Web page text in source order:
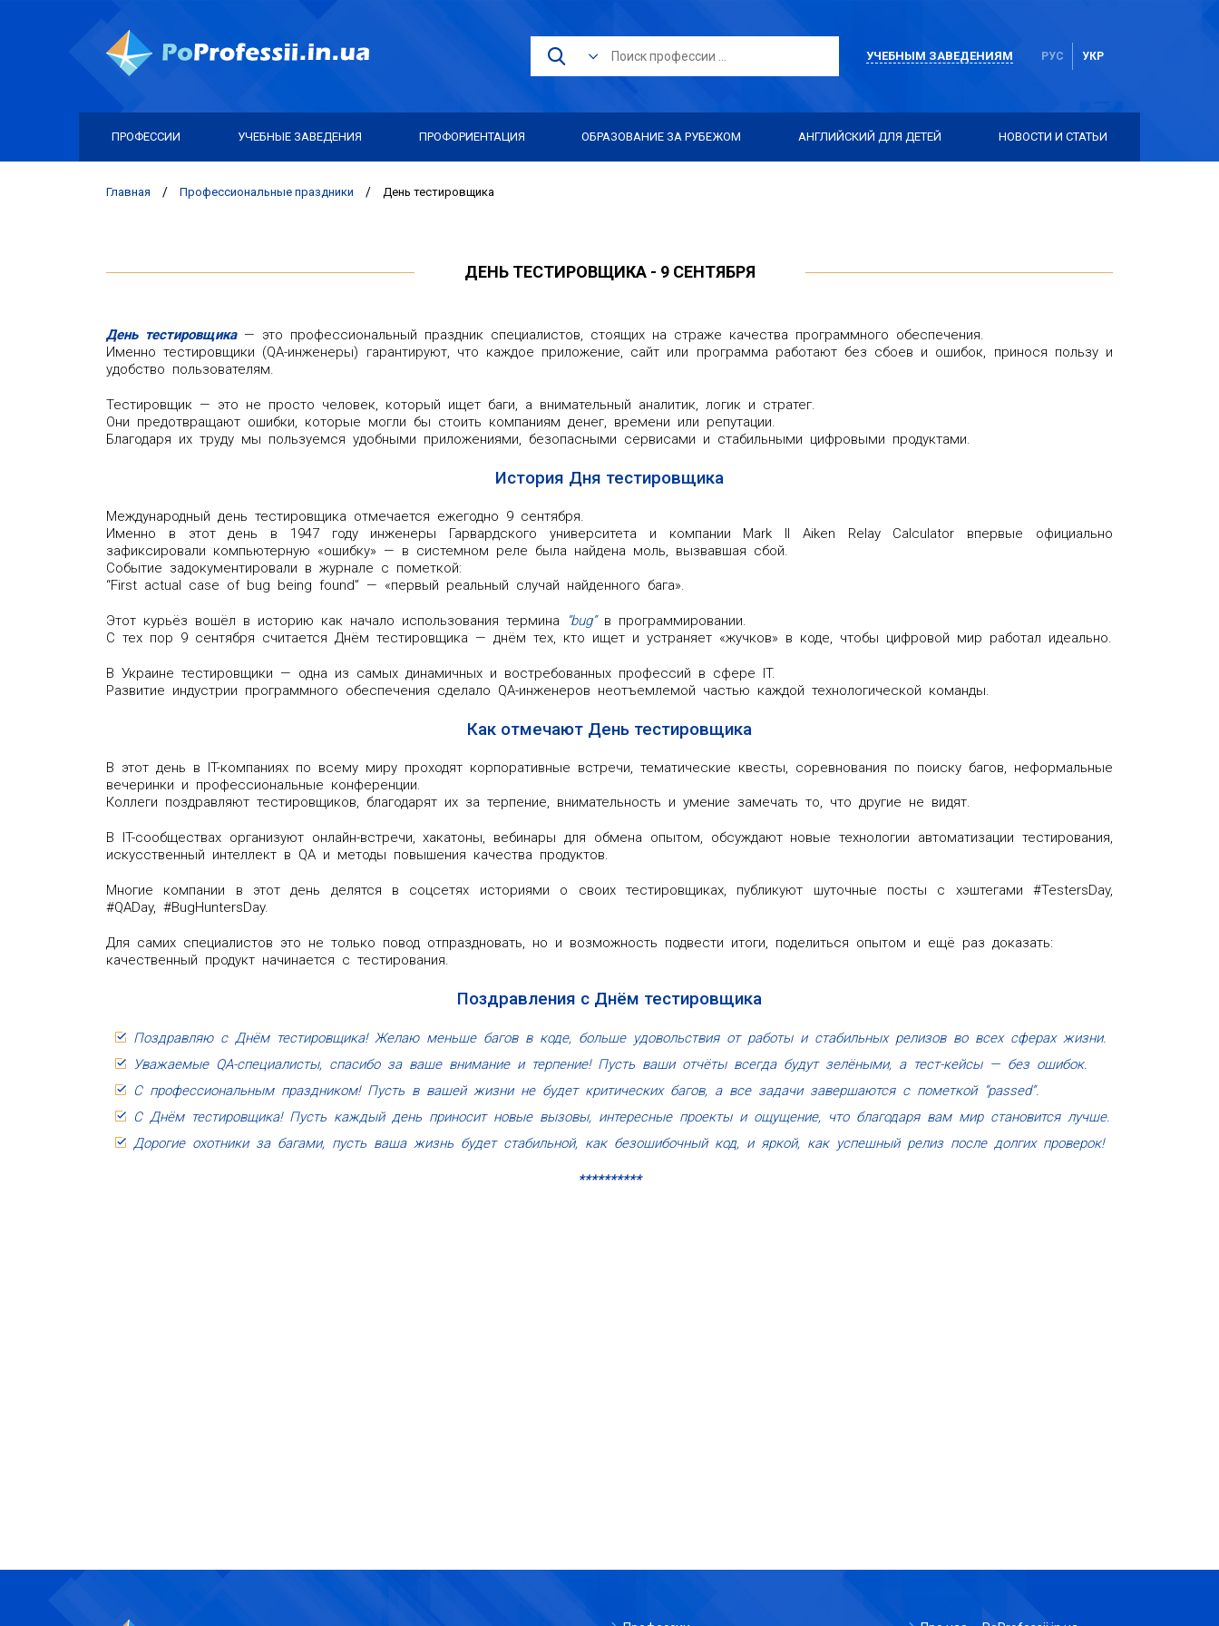
УЧЕБНЫМ ЗАВЕДЕНИЯМ РУС УКР
ПРОФЕССИИ УЧЕБНЫЕ ЗАВЕДЕНИЯ ПРОФОРИЕНТАЦИЯ ОБРАЗОВАНИЕ ЗА РУБЕЖОМ АНГЛИЙСКИЙ ДЛЯ ДЕТЕЙ НОВОСТИ И СТАТЬИ
Главная / Профессиональные праздники / День тестировщика
ДЕНЬ ТЕСТИРОВЩИКА - 9 СЕНТЯБРЯ
День тестировщика— это профессиональный праздник специалистов, стоящих на страже качества программного обеспечения.
Именно тестировщики (QA-инженеры) гарантируют, что каждое приложение, сайт или программа работают без сбоев и ошибок, принося пользу и
удобство пользователям.
Тестировщик — это не просто человек, который ищет баги, а внимательный аналитик, логик и стратег.
Они предотвращают ошибки, которые могли бы стоить компаниям денег, времени или репутации.
Благодаря их труду мы пользуемся удобными приложениями, безопасными сервисами и стабильными цифровыми продуктами.
История Дня тестировщика
Международный день тестировщика отмечается ежегодно 9 сентября.
Именно в этот день в 1947 году инженеры Гарвардского университета и компании Mark II Aiken Relay Calculator впервые официально
зафиксировали компьютерную «ошибку» — в системном реле была найдена моль, вызвавшая сбой.
Событие задокументировали в журнале с пометкой:
“First actual case of bug being found” — «первый реальный случай найденного бага».
Этот курьёз вошёл в историю как начало использования термина “bug”в программировании.
С тех пор 9 сентября считается Днём тестировщика — днём тех, кто ищет и устраняет «жучков» в коде, чтобы цифровой мир работал идеально.
В Украине тестировщики — одна из самых динамичных и востребованных профессий в сфере IT.
Развитие индустрии программного обеспечения сделало QA-инженеров неотъемлемой частью каждой технологической команды.
Как отмечают День тестировщика
В этот день в IT-компаниях по всему миру проходят корпоративные встречи, тематические квесты, соревнования по поиску багов, неформальные
вечеринки и профессиональные конференции.
Коллеги поздравляют тестировщиков, благодарят их за терпение, внимательность и умение замечать то, что другие не видят.
В IT-сообществах организуют онлайн-встречи, хакатоны, вебинары для обмена опытом, обсуждают новые технологии автоматизации тестирования,
искусственный интеллект в QA и методы повышения качества продуктов.
Многие компании в этот день делятся в соцсетях историями о своих тестировщиках, публикуют шуточные посты с хэштегами #TestersDay,
#QADay, #BugHuntersDay.
Для самих специалистов это не только повод отпраздновать, но и возможность подвести итоги, поделиться опытом и ещё раз доказать:
качественный продукт начинается с тестирования.
Поздравления с Днём тестировщика
Поздравляю с Днём тестировщика! Желаю меньше багов в коде, больше удовольствия от работы и стабильных релизов во всех сферах жизни.
Уважаемые QA-специалисты, спасибо за ваше внимание и терпение! Пусть ваши отчёты всегда будут зелёными, а тест-кейсы — без ошибок.
С профессиональным праздником! Пусть в вашей жизни не будет критических багов, а все задачи завершаются с пометкой “passed”.
С Днём тестировщика! Пусть каждый день приносит новые вызовы, интересные проекты и ощущение, что благодаря вам мир становится лучше.
Дорогие охотники за багами, пусть ваша жизнь будет стабильной, как безошибочный код, и яркой, как успешный релиз после долгих проверок!
**********